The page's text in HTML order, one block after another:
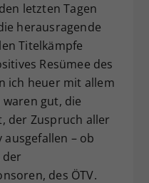
letzten Tagen
herausragende
Titelkämpfe
Resümee des
ich heuer mit allem
gut, die
der Zuspruch aller
– ob
der
des ÖTV.